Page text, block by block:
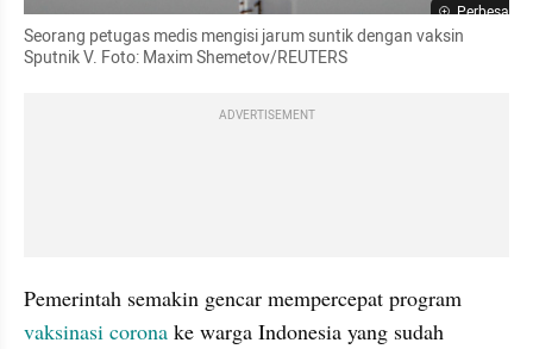
Perbesar
Seorang petugas medis mengisi jarum suntik dengan vaksin
Sputnik V. Foto: Maxim Shemetov/REUTERS
ADVERTISEMENT
vaksinasi corona ke warga Indonesia yang sudah